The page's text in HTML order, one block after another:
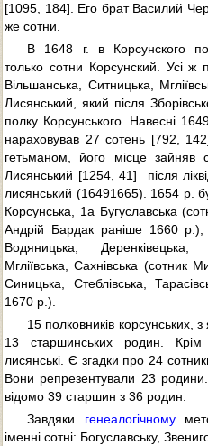
[1095, 184]. Его брат Василий
же сотни.
В 1648 г. в Корсунского
только сотни Корсунский. Усі ж
Вільшанська, Ситницька,
Лисянський, який після
полку Корсунського. Навесні
нараховував 27 сотень [792,
гетьманом, його місце
Лисянський [1254, 41]  після
лисянський (16491665). 1654 р.
Корсунська, 1а Бугуславська
Андрій Бардак раніше 1660 р.),
Водяницька, Деренківецька,
Мгліївська, Сахнівська (сотник
Синицька, Стеблівська,
1670 р.).
15 полковників корсунських,
13 старшинських родин. Крім
лисянські. Є згадки про 24
Вони репрезентували 23
відомо 39 старшин з 36 родин.
Завдяки генеалогічному
іменні сотні: Богуславську,